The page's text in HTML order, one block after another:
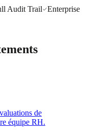
Audit Trail Enterprise
de
équipe RH.